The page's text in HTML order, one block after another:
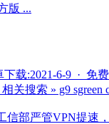
版 ...
载:2021-6-9 ·
搜索 » g9 sgreen
信部严管VPN提